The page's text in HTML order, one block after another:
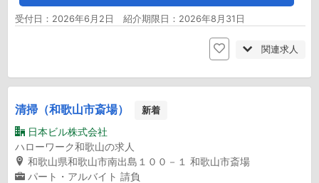
受付日：2026年6月2日 紹介期限日：2026年8月31日
関連求人
清掃（和歌山市斎場） 新着
日本ビル株式会社
ハローワーク和歌山の求人
和歌山県和歌山市南出島１００－１ 和歌山市斎場
パート・アルバイト 請負